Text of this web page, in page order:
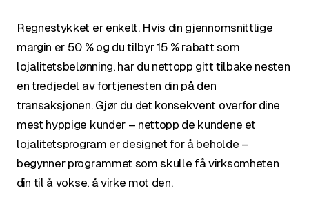
Regnestykket er enkelt. Hvis din gjennomsnittlige
margin er 50 % og du tilbyr 15 % rabatt som
lojalitetsbelønning, har du nettopp gitt tilbake nesten
en tredjedel av fortjenesten din på den
transaksjonen. Gjør du det konsekvent overfor dine
mest hyppige kunder – nettopp de kundene et
lojalitetsprogram er designet for å beholde –
begynner programmet som skulle få virksomheten
din til å vokse, å virke mot den.